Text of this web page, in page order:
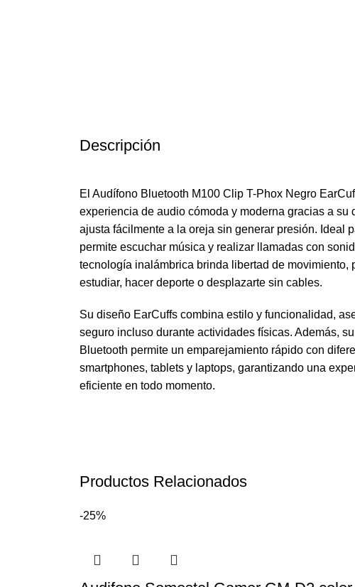
Descripción
El Audífono Bluetooth M100 Clip T-Phox Negro
experiencia de audio cómoda y moderna gracias a su
ajusta fácilmente a la oreja sin generar presión. Ideal
permite escuchar música y realizar llamadas con
tecnología inalámbrica brinda libertad de movimiento,
estudiar, hacer deporte o desplazarte sin cables.
Su diseño EarCuffs combina estilo y funcionalidad,
seguro incluso durante actividades físicas. Además,
Bluetooth permite un emparejamiento rápido con
smartphones, tablets y laptops, garantizando una
eficiente en todo momento.
Productos Relacionados
-25%